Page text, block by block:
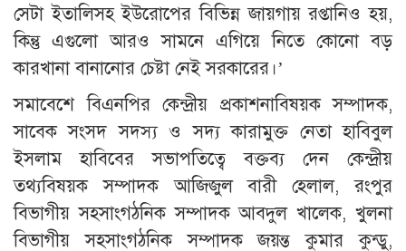
সেটা ইতালিসহ ইউরোপের বিভিন্ন জায়গায় রপ্তানিও হয়,
কিন্তু এগুলো আরও সামনে এগিয়ে নিতে কোনো বড়
কারখানা বানানোর চেষ্টা নেই সরকারের।’
সমাবেশে বিএনপির কেন্দ্রীয় প্রকাশনাবিষয়ক সম্পাদক,
সাবেক সংসদ সদস্য ও সদ্য কারামুক্ত নেতা হাবিবুল
ইসলাম হাবিবের সভাপতিত্বে বক্তব্য দেন কেন্দ্রীয়
তথ্যবিষয়ক সম্পাদক আজিজুল বারী হেলাল, রংপুর
বিভাগীয় সহসাংগঠনিক সম্পাদক আবদুল খালেক, খুলনা
বিভাগীয় সহসাংগঠনিক সম্পাদক জয়ন্ত কুমার কুন্ডু,